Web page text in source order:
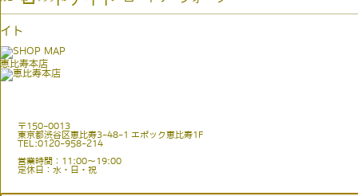
イト
恵比寿本店
〒150-0013
東京都渋谷区恵比寿3-48-1 エポック恵比寿1F
TEL:0120-958-214
営業時間：11:00〜19:00
定休日：水・日・祝